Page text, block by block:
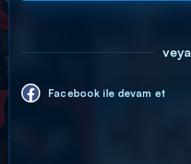
veya
Facebook ile devam et